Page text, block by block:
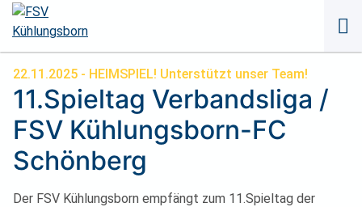
22.11.2025 - HEIMSPIEL! Unterstützt unser Team!
11.Spieltag Verbandsliga /
FSV Kühlungsborn-FC
Schönberg
Der FSV Kühlungsborn empfängt zum 11.Spieltag der